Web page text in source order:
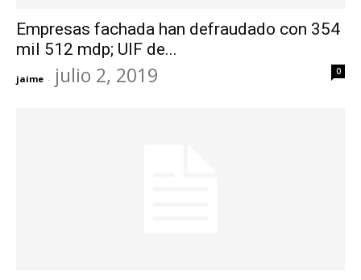
Empresas fachada han defraudado con 354
mil 512 mdp; UIF de...
jaime - julio 2, 2019 0